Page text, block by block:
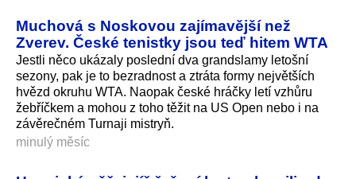
Muchová s Noskovou zajímavější než
Zverev. České tenistky jsou teď hitem WTA
Jestli něco ukázaly poslední dva grandslamy letošní
sezony, pak je to bezradnost a ztráta formy největších
hvězd okruhu WTA. Naopak české hráčky letí vzhůru
žebříčkem a mohou z toho těžit na US Open nebo i na
závěrečném Turnaji mistryň.
minulý měsíc